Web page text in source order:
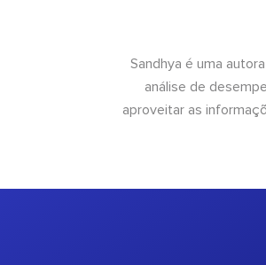
Sandhya é uma
análise de
aproveitar as